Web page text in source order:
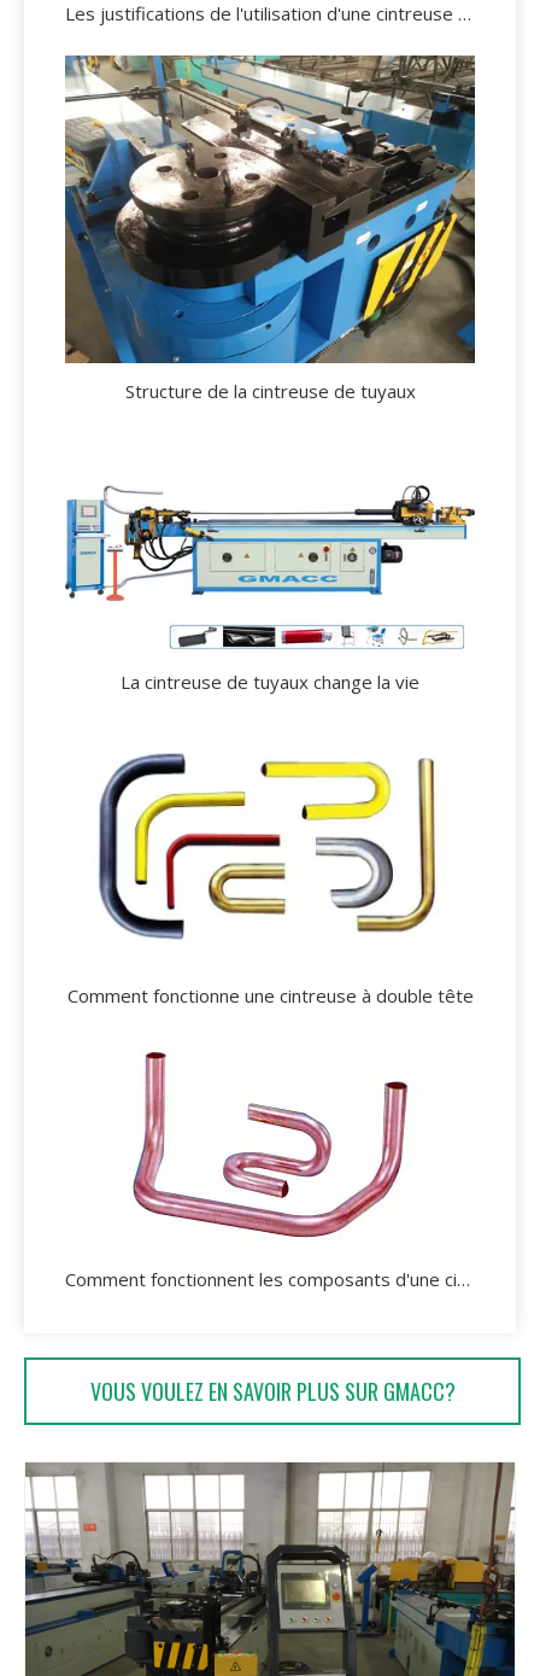
Les justifications de l'utilisation d'une cintreuse de tubes.
Structure de la cintreuse de tuyaux
La cintreuse de tuyaux change la vie
Comment fonctionne une cintreuse à double tête
Comment fonctionnent les composants d'une cintreuse de tubes?
VOUS VOULEZ EN SAVOIR PLUS SUR GMACC?